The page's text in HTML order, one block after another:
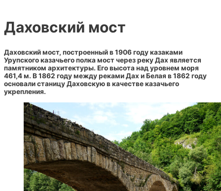
Даховский мост
Даховский мост, построенный в 1906 году казаками
Урупского казачьего полка мост через реку Дах является
памятником архитектуры. Его высота над уровнем моря
461,4 м. В 1862 году между реками Дах и Белая в 1862 году
основали станицу Даховскую в качестве казачьего
укрепления.